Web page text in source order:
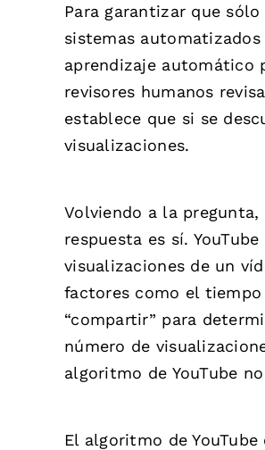
Para garantizar que
sistemas
aprendizaje automático
revisores humanos
establece que si se
visualizaciones.
Volviendo a la
respuesta es sí.
visualizaciones de un
factores como el tiempo
“compartir” para
número de
algoritmo de YouTube
El algoritmo de